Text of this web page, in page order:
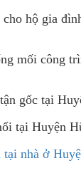
hộ gia
mối công
gốc tại
tại Huyện
nhà ở